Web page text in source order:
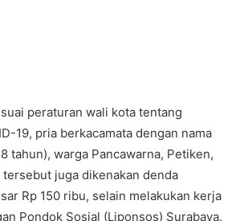
peraturan wali kota tentang
19, pria berkacamata dengan nama
tahun), warga Pancawarna, Petiken,
juga dikenakan denda
Rp 150 ribu, selain melakukan kerja
Pondok Sosial (Liponsos) Surabaya.